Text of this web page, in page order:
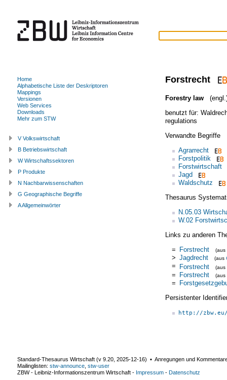
Forstrecht
Forestry law
benutzt für:
regulations
Verwandte Begriffe
Agrarrecht
Forstpolitik
Forstwirtschaft
Jagd
Waldschutz
Thesaurus
N.05.03
W.02
Links zu anderen
= Forstrecht (aus
> Jagdrecht (aus
= Forstrecht (aus
= Forstrecht (aus
=
Persistenter
http://
Home
Alphabetische Liste der Deskriptoren
Mappings
Versionen
Web Services
Downloads
Mehr zum STW
V Volkswirtschaft
B Betriebswirtschaft
W Wirtschaftssektoren
P Produkte
N Nachbarwissenschaften
G Geographische Begriffe
A Allgemeinwörter
Standard-Thesaurus Wirtschaft (v 9.20 2025-12-16) ▪ Anregungen und
Mailinglisten: stw-announce stw-user
ZBW - Leibniz-Informationszentrum Wirtschaft - Impressum - Datenschutz